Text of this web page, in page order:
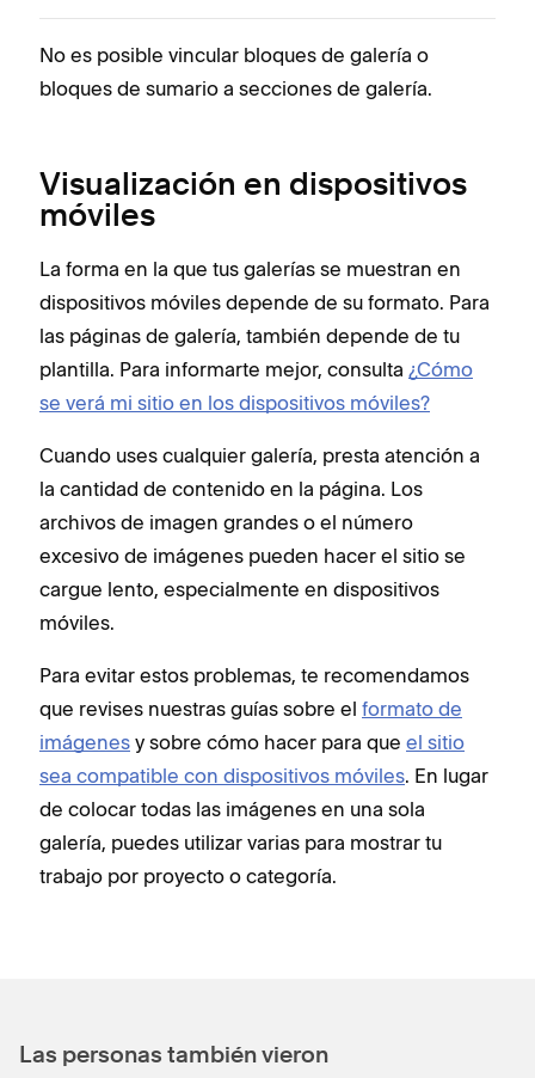
No es posible vincular bloques de galería o
bloques de sumario a secciones de galería.
Visualización en dispositivos
móviles
La forma en la que tus galerías se muestran en
dispositivos móviles depende de su formato. Para
las páginas de galería, también depende de tu
plantilla. Para informarte mejor, consulta ¿Cómo
se verá mi sitio en los dispositivos móviles?
Cuando uses cualquier galería, presta atención a
la cantidad de contenido en la página. Los
archivos de imagen grandes o el número
excesivo de imágenes pueden hacer el sitio se
cargue lento, especialmente en dispositivos
móviles.
Para evitar estos problemas, te recomendamos
que revises nuestras guías sobre el formato de
imágenes y sobre cómo hacer para que el sitio
sea compatible con dispositivos móviles. En lugar
de colocar todas las imágenes en una sola
galería, puedes utilizar varias para mostrar tu
trabajo por proyecto o categoría.
Las personas también vieron